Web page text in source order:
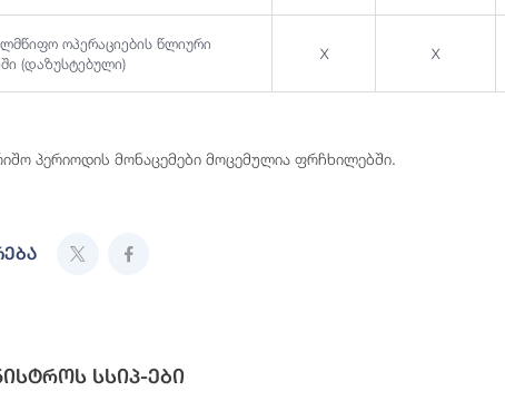
ოპერაციების წლიური
(დაზუსტებული)
X X
პერიოდის მონაცემები მოცემულია ფრჩხილებში.
სსიპ-ები